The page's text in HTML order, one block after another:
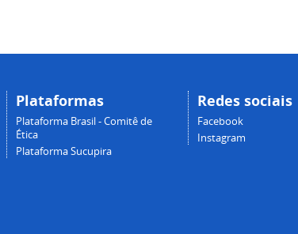
Plataformas
Plataforma Brasil - Comitê de
Ética
Plataforma Sucupira
Redes sociais
Facebook
Instagram